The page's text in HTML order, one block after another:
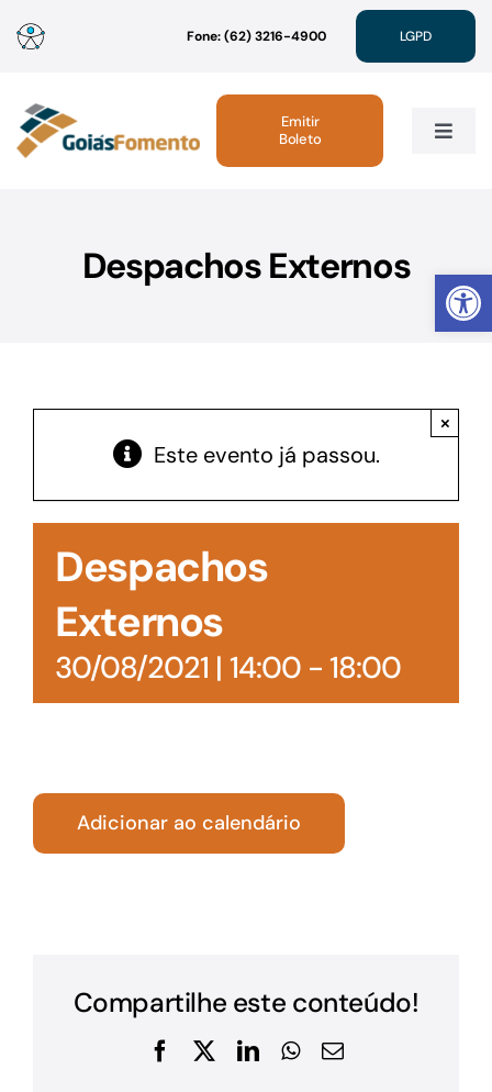
Abrir
para
conteúdo
Fone: (62) 3216-4900 LGPD
Toggle
Linhas de Crédito
Acesso à Informação
Emitir
Boleto
Despachos Externos
Este evento já passou.
×
Despachos
Externos
30/08/2021 | 14:00- 18:00
Adicionar ao calendário
Compartilhe este conteúdo!
Facebook
X LinkedInWhatsApp
E-